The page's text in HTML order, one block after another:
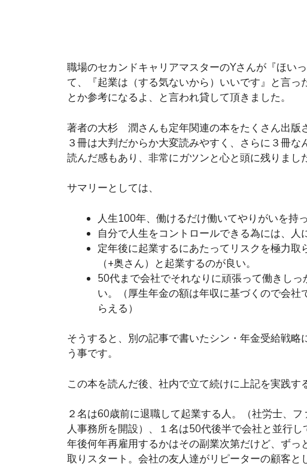
職場のセカンドキャリアマスターのYさんが『ほい
て、『起業は（する気ないから）いいです』と言
とか参考になるよ、と言われ貸して頂きました。
著者の大杉 潤さんも定年関連の本をたくさん出版
３冊は大判だからか大変読みやすく、さらに３冊
読んだ感もあり、非常にガツンと心と頭に残りまし
サマリーとしては、
人生100年、働けるだけ働いてやりがいを持
自分で人生をコントロールできる為には、人
定年後に起業するにあたってリスクを極力
（+奥さん）と起業するのが良い。
50代まで会社でそれなりに頑張って働きし
い。（厚生年金の額は年収に基づくので会
らえる）
そうすると、別の記事で書いたシン・年金受給戦
う事です。
この本を読んだ後、社内で立て続けに上記を実践す
２名は60歳前に退職して起業する人。（社労士、
人事務所を開設）、１名は50代後半で会社と並行
年後何年再雇用するかはその副業次第だけど、ず
取りスタート。会社の友人達がリピーターの顧客と